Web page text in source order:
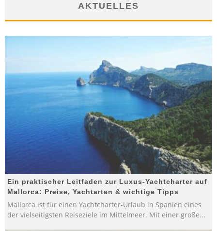
AKTUELLES
Ein praktischer Leitfaden zur Luxus-Yachtcharter auf
Mallorca: Preise, Yachtarten & wichtige Tipps
Mallorca ist für einen Yachtcharter-Urlaub in Spanien eines
der vielseitigsten Reiseziele im Mittelmeer. Mit einer große...